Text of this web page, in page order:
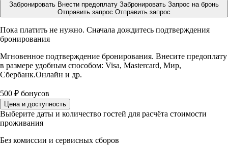
Забронировать Внести предоплату Забронировать Запрос на бронь
Отправить запрос Отправить запрос
Пока платить не нужно. Сначала дождитесь подтверждения
бронирования
Мгновенное подтверждение бронирования. Внесите предоплату
в размере удобным способом: Visa, Mastercard, Мир,
Сбербанк.Онлайн и др.
500 ₽ бонусов
Цена и доступность
Выберите даты и количество гостей для расчёта стоимости
проживания
Без комиссии и сервисных сборов